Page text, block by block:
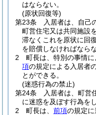
はならない。
(原状回復等)
第23条
入居者は、自己
町営住宅又は共同施設
滞なくこれを原状に回
を賠償しなければならな
2
町長は、特別の事情に
項の規定による入居者
とができる。
(迷惑行為の禁止)
第24条
入居者は、町営
に迷惑を及ぼす行為を
2
町長は、 前項の規定に